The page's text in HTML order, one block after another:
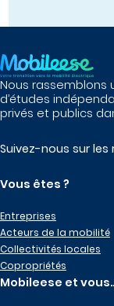
Nous rassemblons
d’études
privés et publics
Suivez-nous sur les
Vous êtes ?
Entreprises
Acteurs de la mobilité
Collectivités locales
Copropriétés
Mobileese et